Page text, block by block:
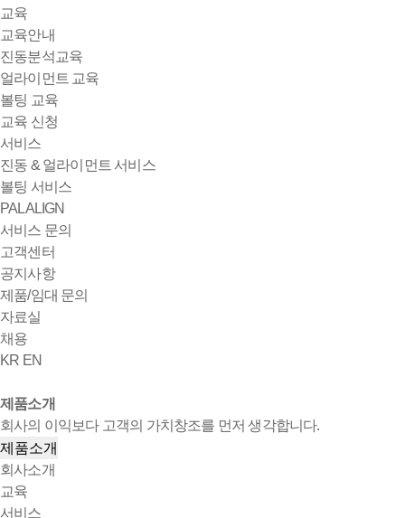
교육
교육안내
진동분석교육
얼라이먼트 교육
볼팅 교육
교육 신청
서비스
진동 & 얼라이먼트 서비스
볼팅 서비스
PALALIGN
서비스 문의
고객센터
공지사항
제품/임대 문의
자료실
채용
KR EN
제품소개
회사의 이익보다 고객의 가치창조를 먼저 생각합니다.
제품소개
회사소개
교육
서비스